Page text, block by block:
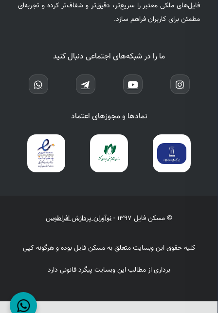
فایل‌های ملکی معتبر را سریع‌تر، دقیق‌تر و شفاف‌تر کرده و تجربه‌ای
مطمئن برای کاربران فراهم سازد.
ما را در شبکه‌های اجتماعی دنبال کنید
نمادها و مجوزهای اعتماد
© مسکن فایل 1397 - نوآوران پردازش افراطوس
کلیه حقوق این وبسایت متعلق به مسکن فایل بوده و هرگونه کپی
برداری از مطالب این وبسایت پیگرد قانونی دارد